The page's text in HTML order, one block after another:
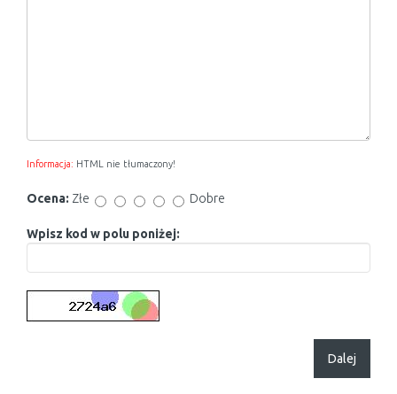
Informacja: HTML nie tłumaczony!
Ocena: Złe Dobre
Wpisz kod w polu poniżej:
Dalej